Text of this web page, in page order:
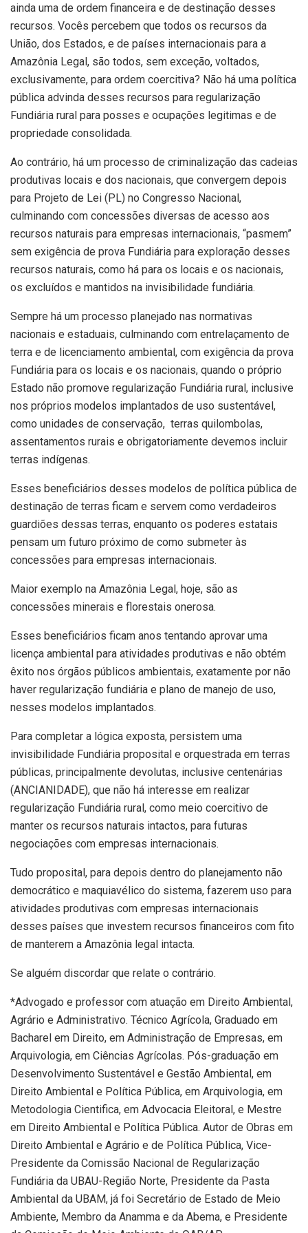
ainda uma de ordem financeira e de destinação desses
recursos. Vocês percebem que todos os recursos da
União, dos Estados, e de países internacionais para a
Amazônia Legal, são todos, sem exceção, voltados,
exclusivamente, para ordem coercitiva? Não há uma política
pública advinda desses recursos para regularização
Fundiária rural para posses e ocupações legitimas e de
propriedade consolidada.
Ao contrário, há um processo de criminalização das cadeias
produtivas locais e dos nacionais, que convergem depois
para Projeto de Lei (PL) no Congresso Nacional,
culminando com concessões diversas de acesso aos
recursos naturais para empresas internacionais, “pasmem”
sem exigência de prova Fundiária para exploração desses
recursos naturais, como há para os locais e os nacionais,
os excluídos e mantidos na invisibilidade fundiária.
Sempre há um processo planejado nas normativas
nacionais e estaduais, culminando com entrelaçamento de
terra e de licenciamento ambiental, com exigência da prova
Fundiária para os locais e os nacionais, quando o próprio
Estado não promove regularização Fundiária rural, inclusive
nos próprios modelos implantados de uso sustentável,
como unidades de conservação, terras quilombolas,
assentamentos rurais e obrigatoriamente devemos incluir
terras indígenas.
Esses beneficiários desses modelos de política pública de
destinação de terras ficam e servem como verdadeiros
guardiões dessas terras, enquanto os poderes estatais
pensam um futuro próximo de como submeter às
concessões para empresas internacionais.
Maior exemplo na Amazônia Legal, hoje, são as
concessões minerais e florestais onerosa.
Esses beneficiários ficam anos tentando aprovar uma
licença ambiental para atividades produtivas e não obtém
êxito nos órgãos públicos ambientais, exatamente por não
haver regularização fundiária e plano de manejo de uso,
nesses modelos implantados.
Para completar a lógica exposta, persistem uma
invisibilidade Fundiária proposital e orquestrada em terras
públicas, principalmente devolutas, inclusive centenárias
(ANCIANIDADE), que não há interesse em realizar
regularização Fundiária rural, como meio coercitivo de
manter os recursos naturais intactos, para futuras
negociações com empresas internacionais.
Tudo proposital, para depois dentro do planejamento não
democrático e maquiavélico do sistema, fazerem uso para
atividades produtivas com empresas internacionais
desses países que investem recursos financeiros com fito
de manterem a Amazônia legal intacta.
Se alguém discordar que relate o contrário.
*Advogado e professor com atuação em Direito Ambiental,
Agrário e Administrativo. Técnico Agrícola, Graduado em
Bacharel em Direito, em Administração de Empresas, em
Arquivologia, em Ciências Agrícolas. Pós-graduação em
Desenvolvimento Sustentável e Gestão Ambiental, em
Direito Ambiental e Política Pública, em Arquivologia, em
Metodologia Cientifica, em Advocacia Eleitoral, e Mestre
em Direito Ambiental e Política Pública. Autor de Obras em
Direito Ambiental e Agrário e de Política Pública, Vice-
Presidente da Comissão Nacional de Regularização
Fundiária da UBAU-Região Norte, Presidente da Pasta
Ambiental da UBAM, já foi Secretário de Estado de Meio
Ambiente, Membro da Anamma e da Abema, e Presidente